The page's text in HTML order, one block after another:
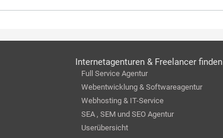
Internetagenturen & Freelancer finden
Full Service Agentur
Webentwicklung & Softwareagentur
Webhosting & IT-Service
SEA , SEM und SEO Agentur
Userübersicht